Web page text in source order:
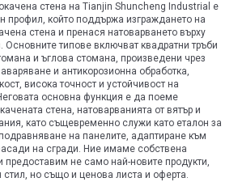
стена на Tianjin Shuncheng Industrial е
профил, който поддържа изграждането на
стена и пренася натоварването върху
Основните типове включват квадратни тръби
и ъглова стомана, произведени чрез
и антикорозионна обработка,
висока точност и устойчивост на
основна функция е да поеме
стена, натоварванията от вятър и
като същевременно служи като еталон за
на панелите, адаптиране към
на сгради. Ние имаме собствена
не само най-новите продукти,
но също и ценова листа и оферта.